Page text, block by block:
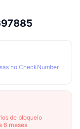
no CheckNumber
de bloqueio
6 meses